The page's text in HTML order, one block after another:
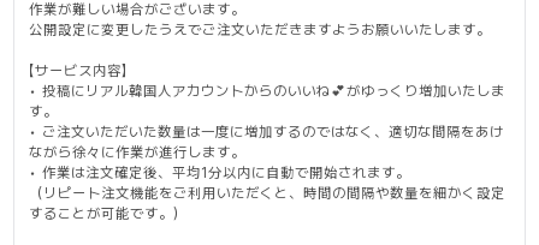
作業が難しい場合がございます。
公開設定に変更したうえでご注文いただきますようお願いいたします。
【サービス内容】
• 投稿にリアル韓国人アカウントからのいいね💕がゆっくり増加いたしま
す。
• ご注文いただいた数量は一度に増加するのではなく、適切な間隔をあけ
ながら徐々に作業が進行します。
• 作業は注文確定後、平均1分以内に自動で開始されます。
（リピート注文機能をご利用いただくと、時間の間隔や数量を細かく設定
することが可能です。）